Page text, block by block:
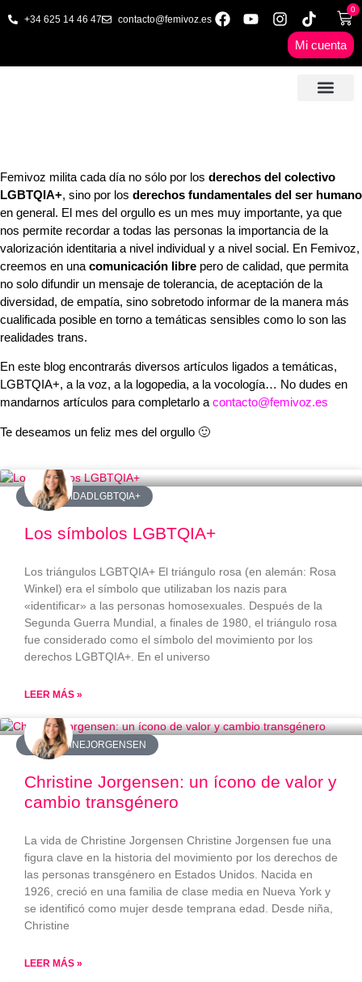
+34 625 14 46 47 contacto@femivoz.es
0
Mi cuenta
Femivoz milita cada día no sólo por los derechos del colectivo
LGBTQIA+, sino por los derechos fundamentales del ser humano
en general. El mes del orgullo es un mes muy importante, ya que
nos permite recordar a todas las personas la importancia de la
valorización identitaria a nivel individual y a nivel social. En Femivoz,
creemos en una comunicación libre pero de calidad, que permita
no solo difundir un mensaje de tolerancia, de aceptación de la
diversidad, de empatía, sino sobretodo informar de la manera más
cualificada posible en torno a temáticas sensibles como lo son las
realidades trans.
En este blog encontrarás diversos artículos ligados a temáticas,
LGBTQIA+, a la voz, a la logopedia, a la vocología… No dudes en
mandarnos artículos para completarlo a contacto@femivoz.es
Te deseamos un feliz mes del orgullo 🙂
#COMUNIDADLGBTQIA+
Los símbolos LGBTQIA+
Los triángulos LGBTQIA+ El triángulo rosa (en alemán: Rosa
Winkel) era el símbolo que utilizaban los nazis para
«identificar» a las personas homosexuales. Después de la
Segunda Guerra Mundial, a finales de 1980, el triángulo rosa
fue considerado como el símbolo del movimiento por los
derechos LGBTQIA+. En el universo
LEER MÁS »
#CHRISTINEJORGENSEN
Christine Jorgensen: un ícono de valor y
cambio transgénero
La vida de Christine Jorgensen Christine Jorgensen fue una
figura clave en la historia del movimiento por los derechos de
las personas transgénero en Estados Unidos. Nacida en
1926, creció en una familia de clase media en Nueva York y
se identificó como mujer desde temprana edad. Desde niña,
Christine
LEER MÁS »